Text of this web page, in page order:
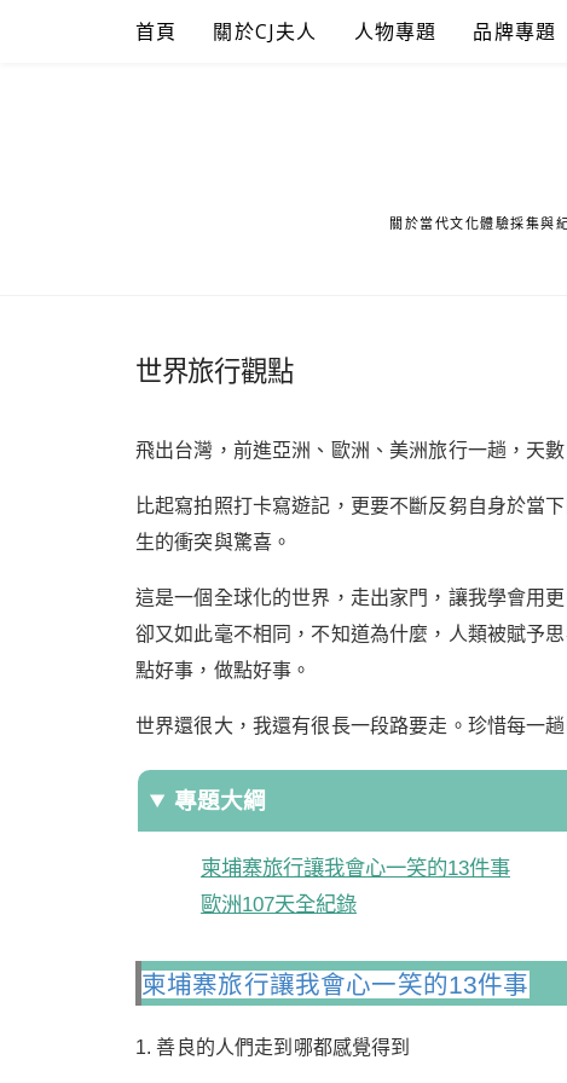
首頁 關於CJ夫人 人物專題 品牌專題
關於當代文化體驗採集與
世界旅行觀點
飛出台灣，前進亞洲、歐洲、美洲旅行一趟，天
比起寫拍照打卡寫遊記，更要不斷反芻自身於當
生的衝突與驚喜。
這是一個全球化的世界，走出家門，讓我學會用
卻又如此毫不相同，不知道為什麼，人類被賦予
點好事，做點好事。
世界還很大，我還有很長一段路要走。珍惜每一趟
專題大綱
柬埔寨旅行讓我會心一笑的13件事
歐洲107天全紀錄
柬埔寨旅行讓我會心一笑的13件事
1. 善良的人們走到哪都感覺得到